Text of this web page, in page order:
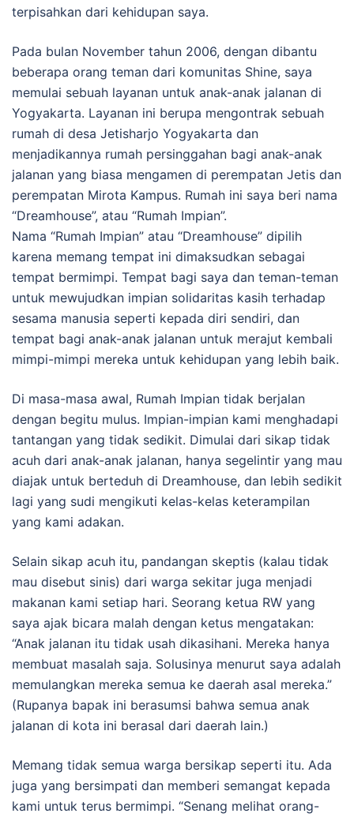
terpisahkan dari kehidupan saya.
Pada bulan November tahun 2006, dengan dibantu
beberapa orang teman dari komunitas Shine, saya
memulai sebuah layanan untuk anak-anak jalanan di
Yogyakarta. Layanan ini berupa mengontrak sebuah
rumah di desa Jetisharjo Yogyakarta dan
menjadikannya rumah persinggahan bagi anak-anak
jalanan yang biasa mengamen di perempatan Jetis dan
perempatan Mirota Kampus. Rumah ini saya beri nama
“Dreamhouse”, atau “Rumah Impian”.
Nama “Rumah Impian” atau “Dreamhouse” dipilih
karena memang tempat ini dimaksudkan sebagai
tempat bermimpi. Tempat bagi saya dan teman-teman
untuk mewujudkan impian solidaritas kasih terhadap
sesama manusia seperti kepada diri sendiri, dan
tempat bagi anak-anak jalanan untuk merajut kembali
mimpi-mimpi mereka untuk kehidupan yang lebih baik.
Di masa-masa awal, Rumah Impian tidak berjalan
dengan begitu mulus. Impian-impian kami menghadapi
tantangan yang tidak sedikit. Dimulai dari sikap tidak
acuh dari anak-anak jalanan, hanya segelintir yang mau
diajak untuk berteduh di Dreamhouse, dan lebih sedikit
lagi yang sudi mengikuti kelas-kelas keterampilan
yang kami adakan.
Selain sikap acuh itu, pandangan skeptis (kalau tidak
mau disebut sinis) dari warga sekitar juga menjadi
makanan kami setiap hari. Seorang ketua RW yang
saya ajak bicara malah dengan ketus mengatakan:
“Anak jalanan itu tidak usah dikasihani. Mereka hanya
membuat masalah saja. Solusinya menurut saya adalah
memulangkan mereka semua ke daerah asal mereka.”
(Rupanya bapak ini berasumsi bahwa semua anak
jalanan di kota ini berasal dari daerah lain.)
Memang tidak semua warga bersikap seperti itu. Ada
juga yang bersimpati dan memberi semangat kepada
kami untuk terus bermimpi. “Senang melihat orang-